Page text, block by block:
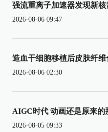
强流重离子加速器发现新核
2026-08-06 09:47
造血干细胞移植后皮肤纤
2026-08-06 02:30
AIGC时代 动画还是原来的
2026-08-05 09:33